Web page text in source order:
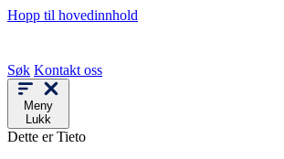
Hopp til hovedinnhold
Søk Kontakt oss
Meny
Lukk
Dette er Tieto